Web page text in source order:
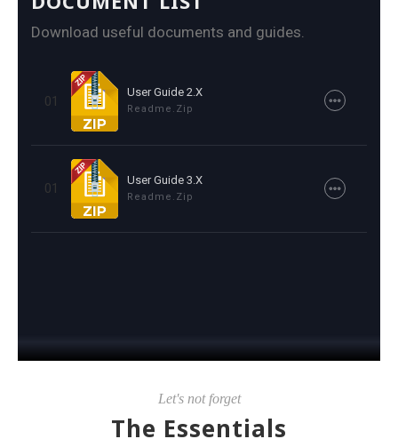
Download useful documents and guides.
01
User Guide 2.x
Readme.zip
01
User Guide 3.x
Readme.zip
Let's not forget
The Essentials